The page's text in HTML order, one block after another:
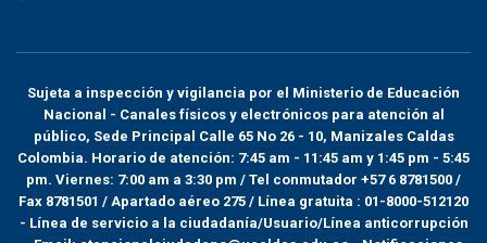
Sujeta a inspección y vigilancia por el Ministerio de Educación
Nacional - Canales físicos y electrónicos para atención al
público, Sede Principal Calle 65 No 26 - 10, Manizales Caldas
Colombia. Horario de atención: 7:45 am - 11:45 am y 1:45 pm - 5:45
pm. Viernes: 7:00 am a 3:30 pm / Tel conmutador +57 6 8781500 /
Fax 8781501 / Apartado aéreo 275 / Línea gratuita : 01-8000-512120
- Línea de servicio a la ciudadanía/Usuario/Línea anticorrupción